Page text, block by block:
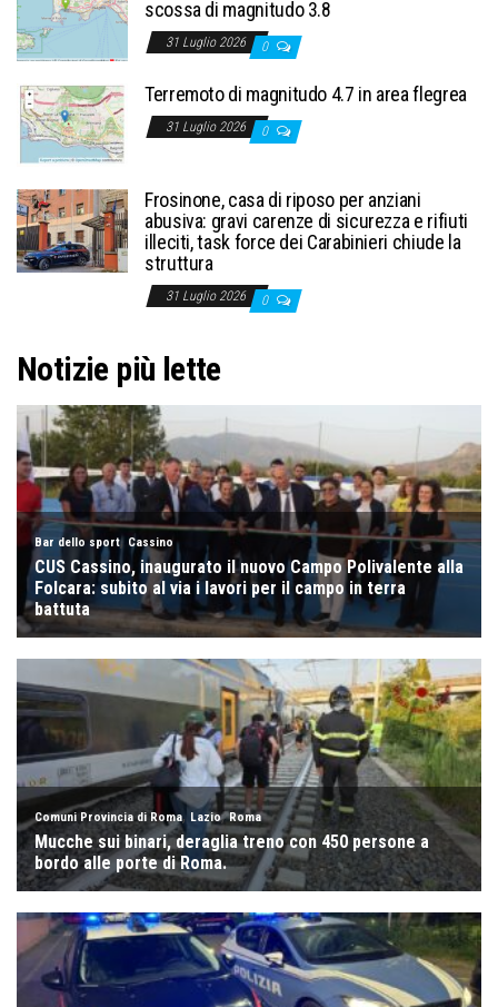
scossa di magnitudo 3.8
31 Luglio 2026 0
Terremoto di magnitudo 4.7 in area flegrea
31 Luglio 2026 0
Frosinone, casa di riposo per anziani
abusiva: gravi carenze di sicurezza e rifiuti
illeciti, task force dei Carabinieri chiude la
struttura
31 Luglio 2026 0
Notizie più lette